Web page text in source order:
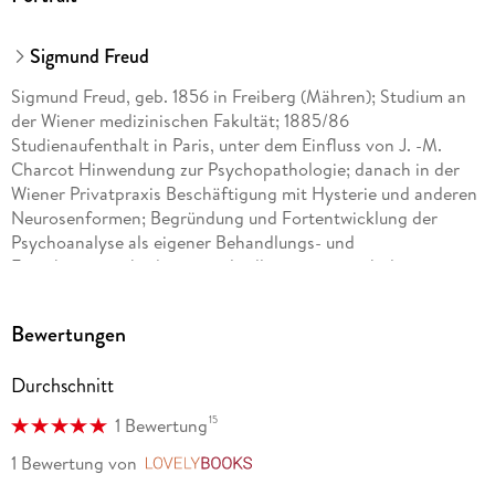
Sigmund Freud
Sigmund Freud, geb. 1856 in Freiberg (Mähren); Studium an
der Wiener medizinischen Fakultät; 1885/86
Studienaufenthalt in Paris, unter dem Einfluss von J. -M.
Charcot Hinwendung zur Psychopathologie; danach in der
Wiener Privatpraxis Beschäftigung mit Hysterie und anderen
Neurosenformen; Begründung und Fortentwicklung der
Psychoanalyse als eigener Behandlungs- und
Forschungsmethode sowie als allgemeiner, auch die
starb.
Cordelia Schmidt-Hellerau ist Privatdozentin für Klinische
Psychologie, Schwerpunkt Psychoanalyse an der Universität
Zürich, Lehranalytikerin und Supervisorin der
Bewertungen
Durchschnitt
1 Bewertung15
1 Bewertung von